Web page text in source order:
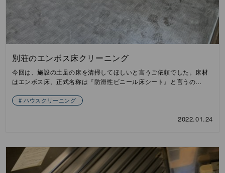
別荘のエンボス床クリーニング
今回は、施設の土足の床を清掃してほしいと言うご依頼でした。床材
はエンボス床、正式名称は『防滑性ビニール床シート』と言うの…
ハウスクリーニング
2022.01.24